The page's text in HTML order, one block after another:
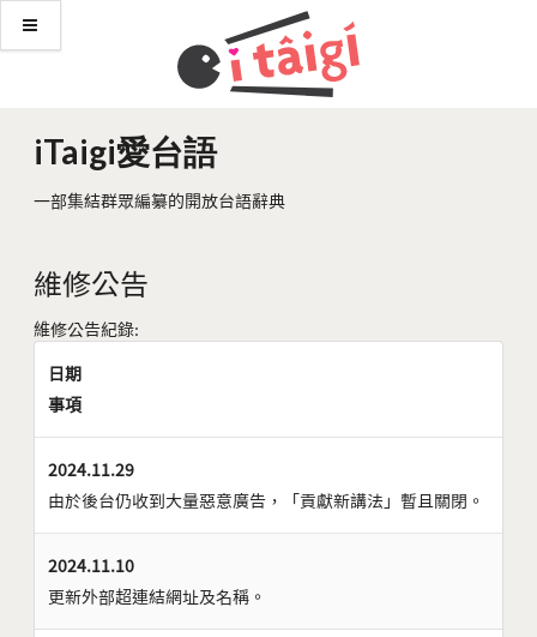
iTaigi愛台語
一部集結群眾編纂的開放台語辭典
維修公告
維修公告紀錄:
日期
事項
2024.11.29
由於後台仍收到大量惡意廣告，「貢獻新講法」暫且關閉。
2024.11.10
更新外部超連結網址及名稱。